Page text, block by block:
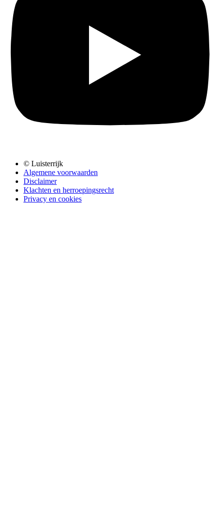
© Luisterrijk
Algemene voorwaarden
Disclaimer
Klachten en herroepingsrecht
Privacy en cookies